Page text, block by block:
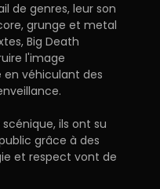
de genres, leur son
grunge et metal
Big Death
l'image
en véhiculant des
ils ont su
grâce à des
et respect vont de